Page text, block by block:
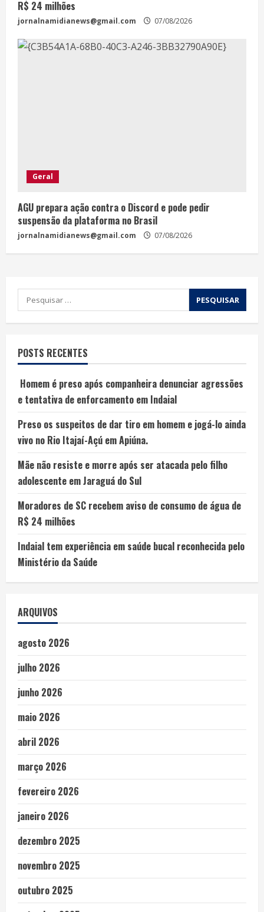
R$ 24 milhões
jornalnamidianews@gmail.com 07/08/2026
Geral
AGU prepara ação contra o Discord e pode pedir
suspensão da plataforma no Brasil
jornalnamidianews@gmail.com 07/08/2026
POSTS RECENTES
Homem é preso após companheira denunciar agressões
e tentativa de enforcamento em Indaial
Preso os suspeitos de dar tiro em homem e jogá-lo ainda
vivo no Rio Itajaí-Açú em Apiúna.
Mãe não resiste e morre após ser atacada pelo filho
adolescente em Jaraguá do Sul
Moradores de SC recebem aviso de consumo de água de
R$ 24 milhões
Indaial tem experiência em saúde bucal reconhecida pelo
Ministério da Saúde
ARQUIVOS
agosto 2026
julho 2026
junho 2026
maio 2026
abril 2026
março 2026
fevereiro 2026
janeiro 2026
dezembro 2025
novembro 2025
outubro 2025